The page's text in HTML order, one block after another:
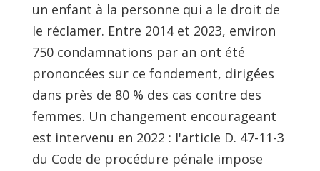
un enfant à la personne qui a le droit de
le réclamer. Entre 2014 et 2023, environ
750 condamnations par an ont été
prononcées sur ce fondement, dirigées
dans près de 80 % des cas contre des
femmes. Un changement encourageant
est intervenu en 2022 : l'article D. 47-11-3
du Code de procédure pénale impose